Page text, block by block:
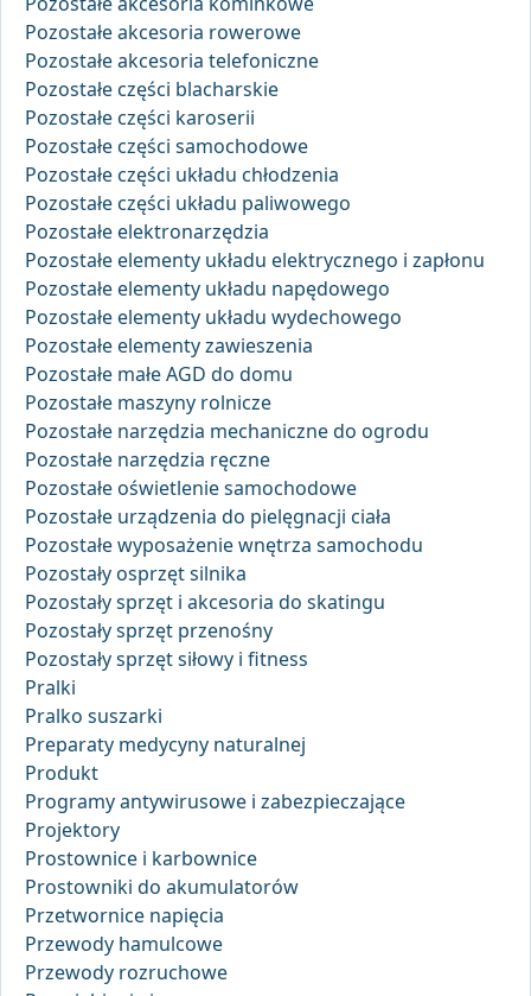
Pozostałe akcesoria rowerowe
Pozostałe akcesoria telefoniczne
Pozostałe części blacharskie
Pozostałe części karoserii
Pozostałe części samochodowe
Pozostałe części układu chłodzenia
Pozostałe części układu paliwowego
Pozostałe elektronarzędzia
Pozostałe elementy układu elektrycznego i zapłonu
Pozostałe elementy układu napędowego
Pozostałe elementy układu wydechowego
Pozostałe elementy zawieszenia
Pozostałe małe AGD do domu
Pozostałe maszyny rolnicze
Pozostałe narzędzia mechaniczne do ogrodu
Pozostałe narzędzia ręczne
Pozostałe oświetlenie samochodowe
Pozostałe urządzenia do pielęgnacji ciała
Pozostałe wyposażenie wnętrza samochodu
Pozostały osprzęt silnika
Pozostały sprzęt i akcesoria do skatingu
Pozostały sprzęt przenośny
Pozostały sprzęt siłowy i fitness
Pralki
Pralko suszarki
Preparaty medycyny naturalnej
Produkt
Programy antywirusowe i zabezpieczające
Projektory
Prostownice i karbownice
Prostowniki do akumulatorów
Przetwornice napięcia
Przewody hamulcowe
Przewody rozruchowe